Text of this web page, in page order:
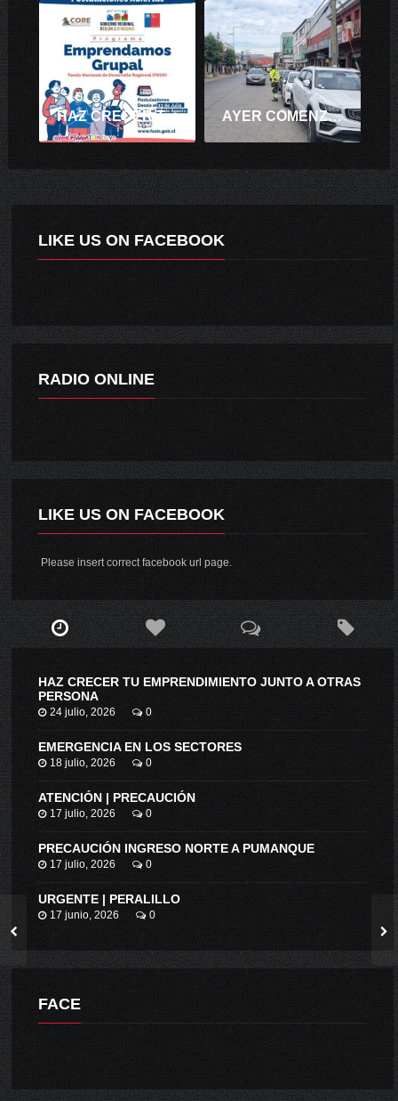
HAZ CRECER TU EMPRENDIMIENTO JUNTO A OTRAS PERSONA AYER COMENZÓ A FUNCIONAR COBRO DE PARQUÍMETROS EN SANTA CRUZ
LIKE US ON FACEBOOK
RADIO ONLINE
LIKE US ON FACEBOOK
Please insert correct facebook url page.
HAZ CRECER TU EMPRENDIMIENTO JUNTO A OTRAS
PERSONA
24 julio, 2026 0
EMERGENCIA EN LOS SECTORES
18 julio, 2026 0
ATENCIÓN | PRECAUCIÓN
17 julio, 2026 0
PRECAUCIÓN INGRESO NORTE A PUMANQUE
17 julio, 2026 0
URGENTE | PERALILLO
17 junio, 2026 0
FACE